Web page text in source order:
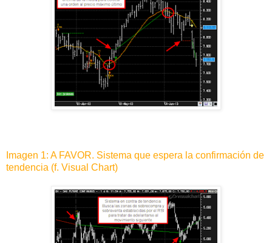
Imagen 1: A FAVOR. Sistema que espera la confirmación de
tendencia (f. Visual Chart)